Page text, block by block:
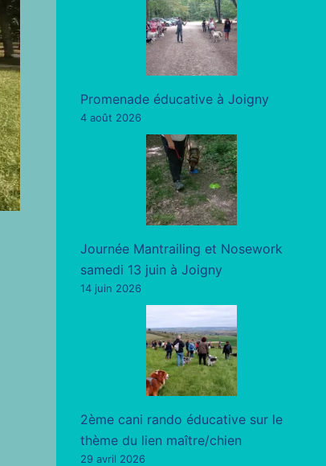
Promenade éducative à Joigny
4 août 2026
Journée Mantrailing et Nosework
samedi 13 juin à Joigny
14 juin 2026
2ème cani rando éducative sur le
thème du lien maître/chien
29 avril 2026